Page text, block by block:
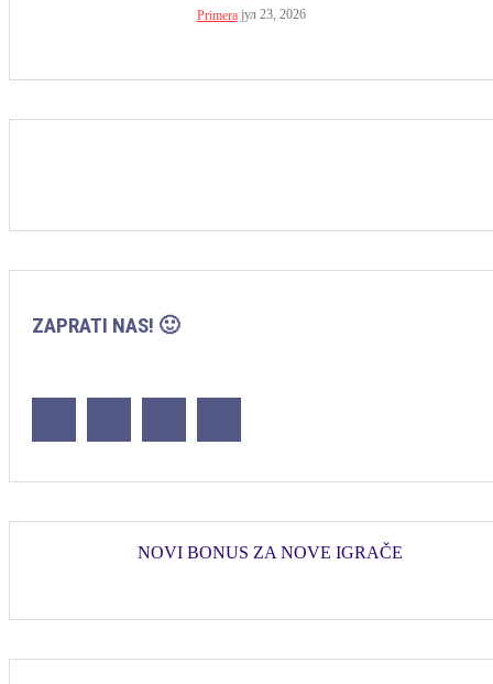
Primera јул 23, 2026
ZAPRATI NAS! 🙂
NOVI BONUS ZA NOVE IGRAČE